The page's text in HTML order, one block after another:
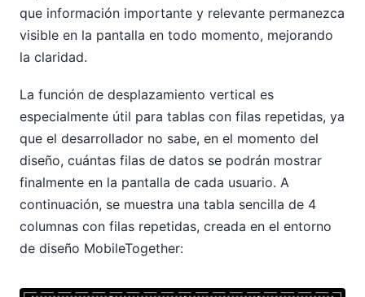
que información importante y relevante permanezca
visible en la pantalla en todo momento, mejorando
la claridad.
La función de desplazamiento vertical es
especialmente útil para tablas con filas repetidas, ya
que el desarrollador no sabe, en el momento del
diseño, cuántas filas de datos se podrán mostrar
finalmente en la pantalla de cada usuario. A
continuación, se muestra una tabla sencilla de 4
columnas con filas repetidas, creada en el entorno
de diseño MobileTogether: